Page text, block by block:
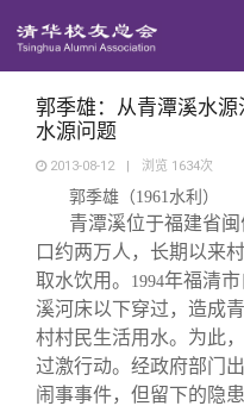
西南联
义工计
新媒体
青春风
校友文苑
校友讲
校友视
校友服务
郭季雄：从青潭溪水
水源问题
2013-08-12 | 浏览 1634次
郭季雄（1961水利）
青潭溪位于福建省
口约两万人，长期以来
取水饮用。
1994年福清
溪河床以下穿过，造成
村村民生活用水。为此
过激行动。经政府部门
闹事事件，但留下的隐